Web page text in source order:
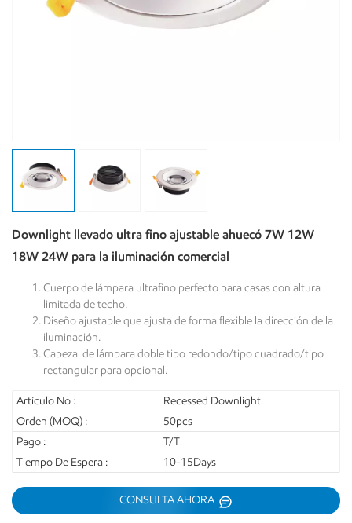
Downlight llevado ultra fino ajustable ahuecó 7W 12W
18W 24W para la iluminación comercial
Cuerpo de lámpara ultrafino perfecto para casas con altura
limitada de techo.
Diseño ajustable que ajusta de forma flexible la dirección de la
iluminación.
Cabezal de lámpara doble tipo redondo/tipo cuadrado/tipo
rectangular para opcional.
Artículo No :
Recessed Downlight
Orden (MOQ) :
50pcs
Pago :
T/T
Tiempo De Espera :
10-15Days
CONSULTA AHORA